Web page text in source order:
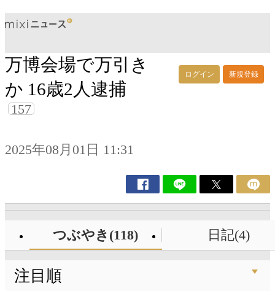
ログイン 新規登録
万博会場で万引き
か 16歳2人逮捕
157
2025年08月01日 11:31
つぶやき(118) 日記(4)
注目順